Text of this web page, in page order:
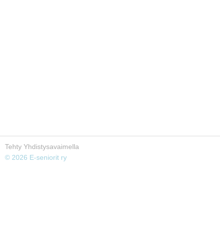
Tehty Yhdistysavaimella
© 2026 E-seniorit ry